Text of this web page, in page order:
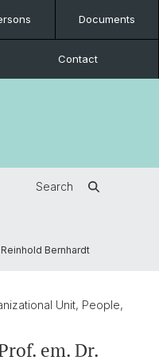
Documents
Contact
Search
Bernhardt
Unit, People,
em. Dr.